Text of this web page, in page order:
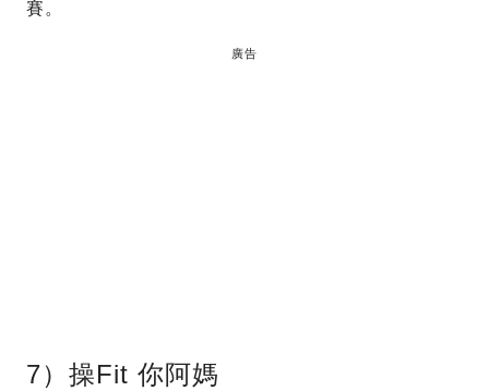
賽。
廣告
7）操Fit 你阿媽